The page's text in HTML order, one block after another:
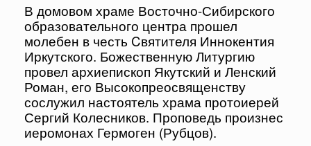
В домовом храме Восточно-Сибирского
образовательного центра прошел
молебен в честь Cвятителя Иннокентия
Иркутского. Божественную Литургию
провел архиепископ Якутский и Ленский
Роман, его Высокопреосвященству
сослужил настоятель храма протоиерей
Сергий Колесников. Проповедь произнес
иеромонах Гермоген (Рубцов).